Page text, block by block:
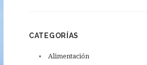
CATEGORÍAS
Alimentación